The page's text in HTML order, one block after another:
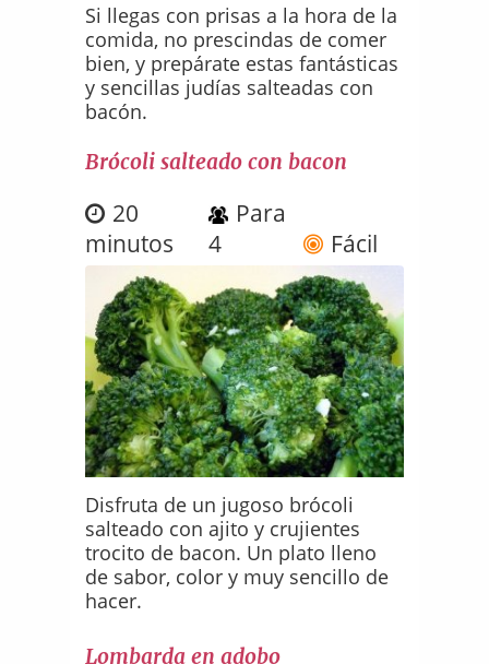
Si llegas con prisas a la hora de la
comida, no prescindas de comer
bien, y prepárate estas fantásticas
y sencillas judías salteadas con
bacón.
Brócoli salteado con bacon
20
minutos
Para
4
Fácil
Disfruta de un jugoso brócoli
salteado con ajito y crujientes
trocito de bacon. Un plato lleno
de sabor, color y muy sencillo de
hacer.
Lombarda en adobo